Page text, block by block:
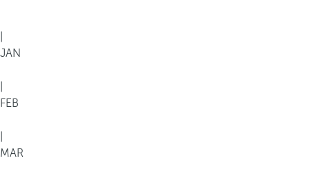
JAN
FEB
MAR